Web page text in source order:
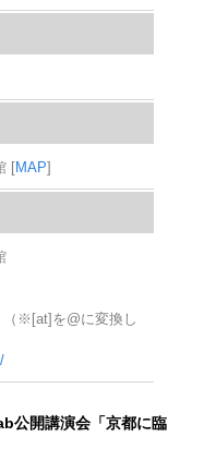
[MAP]
※[at]を@に変換し
公開講演会「京都に臨